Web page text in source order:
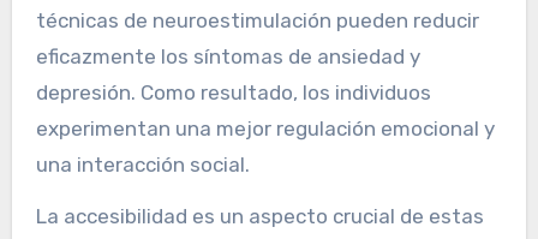
técnicas de neuroestimulación pueden reducir
eficazmente los síntomas de ansiedad y
depresión. Como resultado, los individuos
experimentan una mejor regulación emocional y
una interacción social.
La accesibilidad es un aspecto crucial de estas